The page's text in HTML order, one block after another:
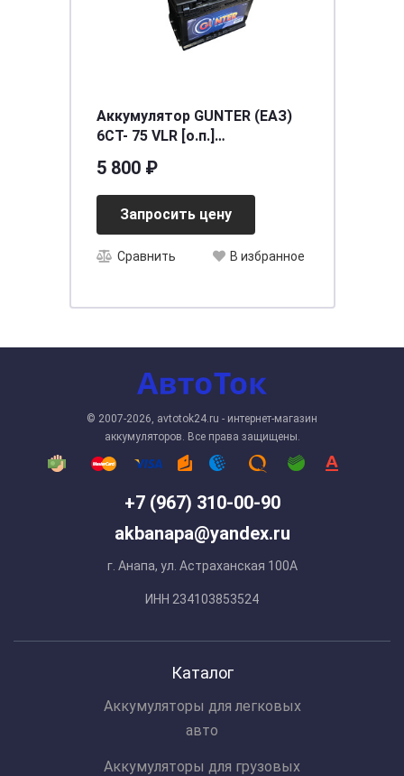
Аккумулятор GUNTER (ЕАЗ)
6СТ- 75 VLR [о.п.]
[L3]
5 800 ₽
Запросить цену
Сравнить В избранное
+7 (967) 310-00-90
akbanapa@yandex.ru
г. Анапа, ул. Астраханская 100А
ИНН 234103853524
© 2007-2026, avtotok24.ru - интернет-магазин
аккумуляторов. Все права защищены.
Каталог
Аккумуляторы для легковых
авто
Аккумуляторы для грузовых